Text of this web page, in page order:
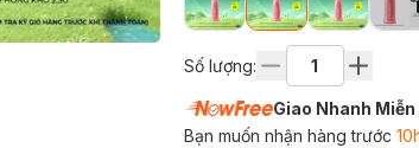
Số lượng:
Giao Nhanh Miễn
Bạn muốn nhận hàng trước